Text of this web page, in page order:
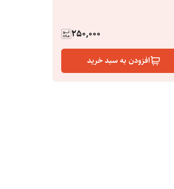
250,000
افزودن به سبد خرید